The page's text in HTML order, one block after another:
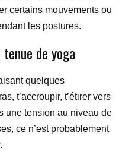
certains mouvements ou
les postures.
de yoga
quelques
t’accroupir, t’étirer vers
une tension au niveau de
ce n’est probablement